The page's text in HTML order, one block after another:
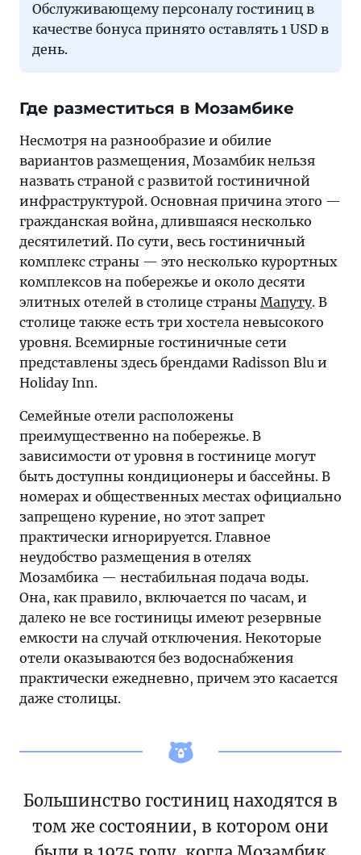
Обслуживающему персоналу гостиниц в
качестве бонуса принято оставлять 1 USD в
день.
Где разместиться в Мозамбике
Несмотря на разнообразие и обилие
вариантов размещения, Мозамбик нельзя
назвать страной с развитой гостиничной
инфраструктурой. Основная причина этого —
гражданская война, длившаяся несколько
десятилетий. По сути, весь гостиничный
комплекс страны — это несколько курортных
комплексов на побережье и около десяти
элитных отелей в столице страны Мапуту. В
столице также есть три хостела невысокого
уровня. Всемирные гостиничные сети
представлены здесь брендами Radisson Blu и
Holiday Inn.
Семейные отели расположены
преимущественно на побережье. В
зависимости от уровня в гостинице могут
быть доступны кондиционеры и бассейны. В
номерах и общественных местах официально
запрещено курение, но этот запрет
практически игнорируется. Главное
неудобство размещения в отелях
Мозамбика — нестабильная подача воды.
Она, как правило, включается по часам, и
далеко не все гостиницы имеют резервные
емкости на случай отключения. Некоторые
отели оказываются без водоснабжения
практически ежедневно, причем это касается
даже столицы.
Большинство гостиниц находятся в
том же состоянии, в котором они